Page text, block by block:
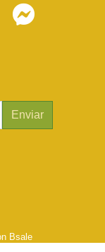
Enviar
Bsale